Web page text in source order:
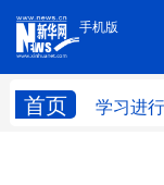
手机版
首页 学习进
手机版